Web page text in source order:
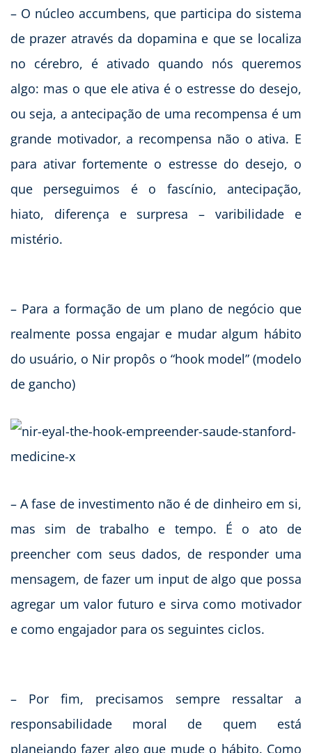
– O núcleo accumbens, que participa do sistema
de prazer através da dopamina e que se localiza
no cérebro, é ativado quando nós queremos
algo: mas o que ele ativa é o estresse do desejo,
ou seja, a antecipação de uma recompensa é um
grande motivador, a recompensa não o ativa. E
para ativar fortemente o estresse do desejo, o
que perseguimos é o fascínio, antecipação,
hiato, diferença e surpresa – varibilidade e
mistério.
– Para a formação de um plano de negócio que
realmente possa engajar e mudar algum hábito
do usuário, o Nir propôs o “hook model” (modelo
de gancho)
– A fase de investimento não é de dinheiro em si,
mas sim de trabalho e tempo. É o ato de
preencher com seus dados, de responder uma
mensagem, de fazer um input de algo que possa
agregar um valor futuro e sirva como motivador
e como engajador para os seguintes ciclos.
– Por fim, precisamos sempre ressaltar a
responsabilidade moral de quem está
planejando fazer algo que mude o hábito. Como